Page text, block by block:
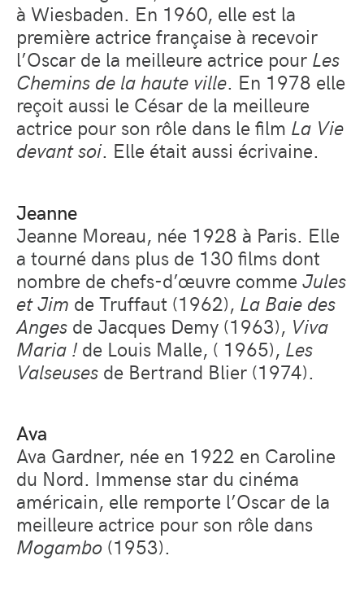
à Wiesbaden. En 1960, elle est la
première actrice française à recevoir
l’Oscar de la meilleure actrice pour Les
Chemins de la haute ville. En 1978 elle
reçoit aussi le César de la meilleure
actrice pour son rôle dans le film La Vie
devant soi. Elle était aussi écrivaine.
Jeanne
Jeanne Moreau, née 1928 à Paris. Elle
a tourné dans plus de 130 films dont
nombre de chefs-d’œuvre comme Jules
et Jim de Truffaut (1962), La Baie des
Anges de Jacques Demy (1963), Viva
Maria !de Louis Malle, ( 1965), Les
Valseuses de Bertrand Blier (1974).
Ava
Ava Gardner, née en 1922 en Caroline
du Nord. Immense star du cinéma
américain, elle remporte l’Oscar de la
meilleure actrice pour son rôle dans
Mogambo (1953).